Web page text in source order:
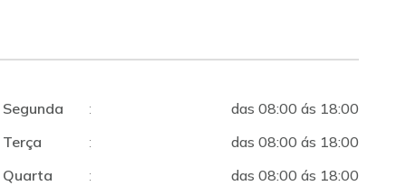
Segunda :
das 08:00 ás 18:00
Terça
:
das 08:00 ás 18:00
Quarta
:
das 08:00 ás 18:00